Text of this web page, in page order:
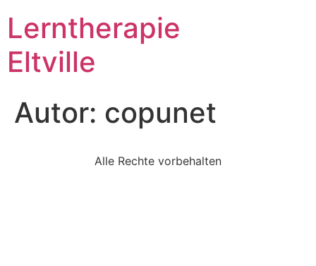
Lerntherapie
Eltville
Autor: copunet
Alle Rechte vorbehalten